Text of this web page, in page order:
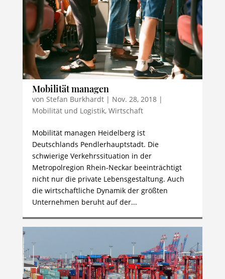
Mobilität managen
von Stefan Burkhardt| Nov. 28, 2018|
Mobilität und Logistik, Wirtschaft
Mobilität managen Heidelberg ist
Deutschlands Pendlerhauptstadt. Die
schwierige Verkehrssituation in der
Metropolregion Rhein-Neckar beeinträchtigt
nicht nur die private Lebensgestaltung. Auch
die wirtschaftliche Dynamik der größten
Unternehmen beruht auf der...